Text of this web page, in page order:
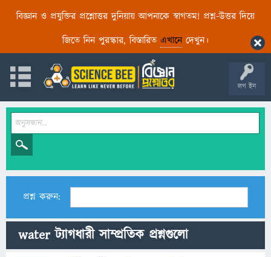
বিজ্ঞান ও প্রযুক্তির প্রশ্নোত্তর দুনিয়ায় আপনাকে স্বাগতম! প্রশ্ন-উত্তর দিয়ে
জিতে নিন পুরস্কার, বিস্তারিত এখানেদেখুন।
লগ ইন
প্রশ্ন করুন:
water ট্যাগধারী সাম্প্রতিক প্রশ্নগুলো